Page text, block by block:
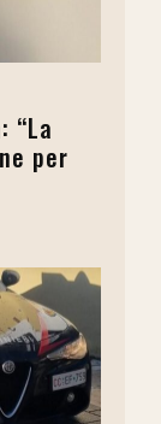
“La
per